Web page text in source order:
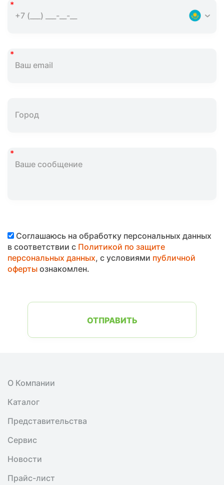
Соглашаюсь на обработку персональных данных
в соответствии с Политикой по защите
персональных данных, с условиями публичной
офертыознакомлен.
ОТПРАВИТЬ
О Компании
Каталог
Представительства
Сервис
Новости
Прайс-лист